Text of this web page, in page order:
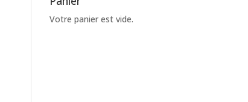
Votre panier est vide.